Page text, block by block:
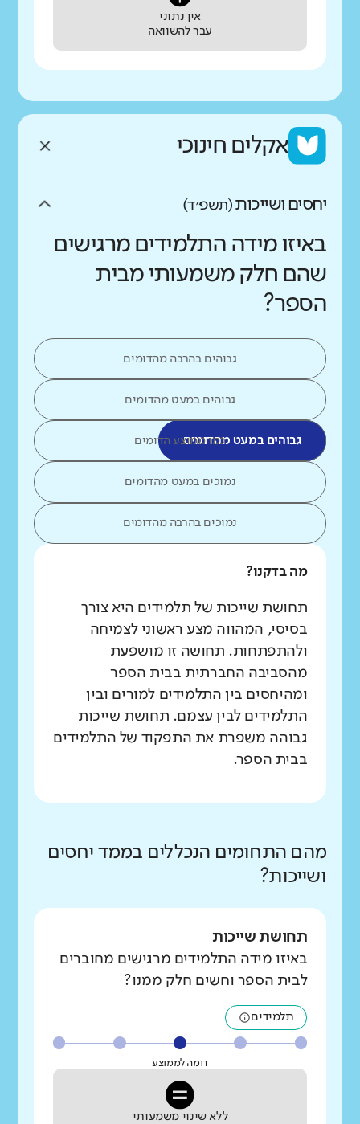
אין נתוני
עבר להשוואה
אקלים חינוכי
יחסים ושייכות(תשפ״ד)
באיזו מידה התלמידים מרגישים
שהם חלק משמעותי מבית
הספר?
גבוהים בהרבה מהדומים
גבוהים במעט מהדומים
גבוהים במעט מהדומיםכמו ממוצע הדומים
נמוכים במעט מהדומים
נמוכים בהרבה מהדומים
מה בדקנו?
תחושת שייכות של תלמידים היא צורך
בסיסי, המהווה מצע ראשוני לצמיחה
ולהתפתחות. תחושה זו מושפעת
מהסביבה החברתית בבית הספר
ומהיחסים בין התלמידים למורים ובין
התלמידים לבין עצמם. תחושת שייכות
גבוהה משפרת את התפקוד של התלמידים
בבית הספר.
מהם התחומים הנכללים בממד יחסים
ושייכות?
תחושת שייכות
באיזו מידה התלמידים מרגישים מחוברים
לבית הספר וחשים חלק ממנו?
תלמידים
דומה לממוצע
ללא שינוי משמעותי